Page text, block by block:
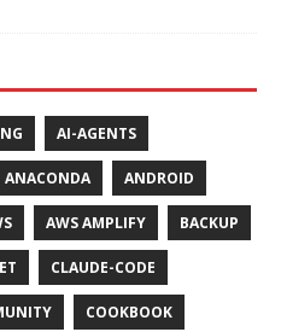
AI-AGENTS
ANACONDA ANDROID
AWS AMPLIFY BACKUP
CLAUDE-CODE
COOKBOOK